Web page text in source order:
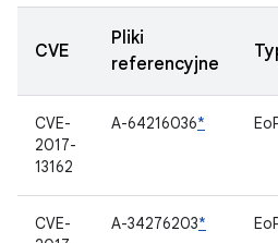
CVE
Pliki
referencyjne
CVE-
2017-
13162
A-64216036*
CVE-
A-34276203*